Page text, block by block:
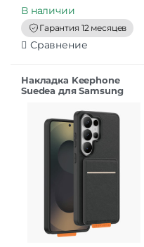
t
o
f
5
В наличии
Гарантия 12 месяцев
Сравнение
Накладка Keephone
Suedea для Samsung